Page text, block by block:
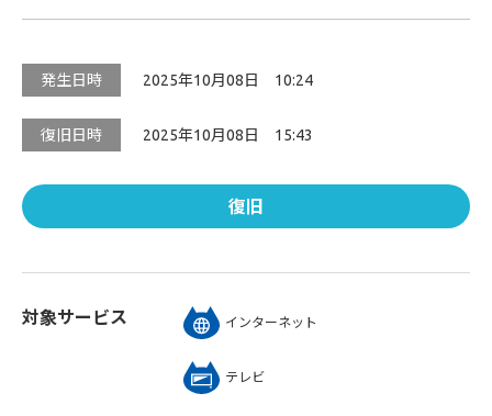
発生日時 2025年10月08日 10:24
復旧日時 2025年10月08日 15:43
復旧
対象サービス インターネット
テレビ